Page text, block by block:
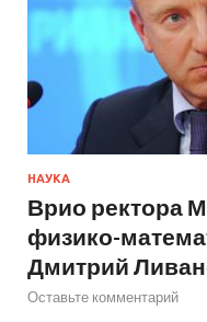
НАУКА
Врио ректора
физико-
Дмитрий
Оставьте комментарий